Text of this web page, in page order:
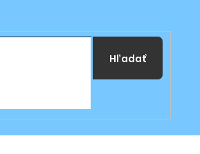
Hľadať